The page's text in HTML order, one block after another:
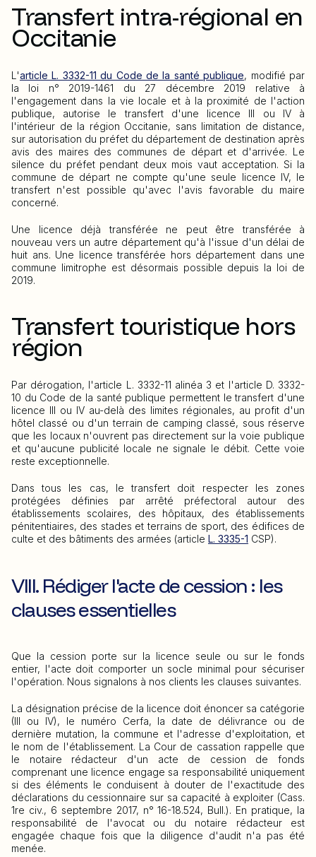
Transfert intra-régional en
Occitanie
L'article L. 3332-11 du Code de la santé publique, modifié par
la loi n° 2019-1461 du 27 décembre 2019 relative à
l'engagement dans la vie locale et à la proximité de l'action
publique, autorise le transfert d'une licence III ou IV à
l'intérieur de la région Occitanie, sans limitation de distance,
sur autorisation du préfet du département de destination après
avis des maires des communes de départ et d'arrivée. Le
silence du préfet pendant deux mois vaut acceptation. Si la
commune de départ ne compte qu'une seule licence IV, le
transfert n'est possible qu'avec l'avis favorable du maire
concerné.
Une licence déjà transférée ne peut être transférée à
nouveau vers un autre département qu'à l'issue d'un délai de
huit ans. Une licence transférée hors département dans une
commune limitrophe est désormais possible depuis la loi de
2019.
Transfert touristique hors
région
Par dérogation, l'article L. 3332-11 alinéa 3 et l'article D. 3332-
10 du Code de la santé publique permettent le transfert d'une
licence III ou IV au-delà des limites régionales, au profit d'un
hôtel classé ou d'un terrain de camping classé, sous réserve
que les locaux n'ouvrent pas directement sur la voie publique
et qu'aucune publicité locale ne signale le débit. Cette voie
reste exceptionnelle.
Dans tous les cas, le transfert doit respecter les zones
protégées définies par arrêté préfectoral autour des
établissements scolaires, des hôpitaux, des établissements
pénitentiaires, des stades et terrains de sport, des édifices de
culte et des bâtiments des armées (article L. 3335-1 CSP).
VIII. Rédiger l'acte de cession : les
clauses essentielles
Que la cession porte sur la licence seule ou sur le fonds
entier, l'acte doit comporter un socle minimal pour sécuriser
l'opération. Nous signalons à nos clients les clauses suivantes.
La désignation précise de la licence doit énoncer sa catégorie
(III ou IV), le numéro Cerfa, la date de délivrance ou de
dernière mutation, la commune et l'adresse d'exploitation, et
le nom de l'établissement. La Cour de cassation rappelle que
le notaire rédacteur d'un acte de cession de fonds
comprenant une licence engage sa responsabilité uniquement
si des éléments le conduisent à douter de l'exactitude des
déclarations du cessionnaire sur sa capacité à exploiter (Cass.
1re civ., 6 septembre 2017, n° 16-18.524, Bull.). En pratique, la
responsabilité de l'avocat ou du notaire rédacteur est
engagée chaque fois que la diligence d'audit n'a pas été
menée.